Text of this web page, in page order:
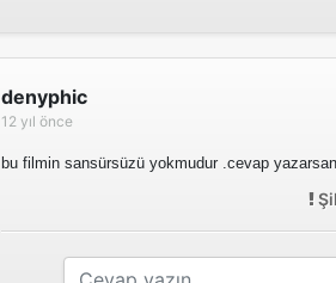
denyphic
12 yıl önce
bu filmin sansürsüzü yokmudur .cevap